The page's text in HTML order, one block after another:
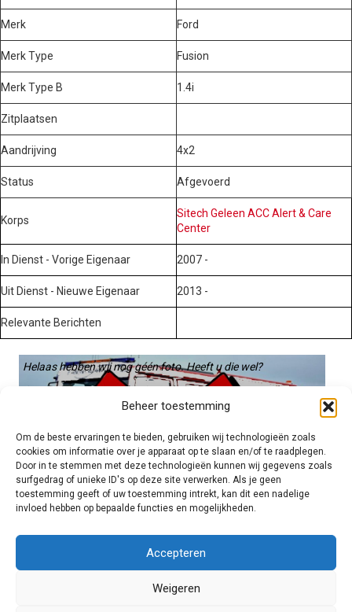
Beheer toestemming
Om de beste ervaringen te bieden, gebruiken wij technologieën zoals
cookies om informatie over je apparaat op te slaan en/of te raadplegen.
Door in te stemmen met deze technologieën kunnen wij gegevens zoals
surfgedrag of unieke ID's op deze site verwerken. Als je geen
toestemming geeft of uw toestemming intrekt, kan dit een nadelige
invloed hebben op bepaalde functies en mogelijkheden.
Accepteren
Weigeren
Merk Ford
Merk Type Fusion
Merk Type B 1.4i
Zitplaatsen
Aandrijving 4x2
Status Afgevoerd
Korps
Sitech Geleen ACC Alert & Care
Center
In Dienst - Vorige Eigenaar 2007 -
Uit Dienst - Nieuwe Eigenaar 2013 -
Relevante Berichten
Helaas hebben wij nog géén foto. Heeft u die wel?
Graag gebruiken we die. Stuur hem op naar:
voertuigen@hulpverleningsdiensten.nl